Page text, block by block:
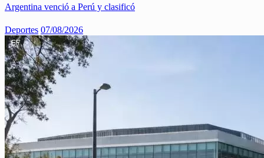
Argentina venció a Perú y clasificó
Deportes 07/08/2026